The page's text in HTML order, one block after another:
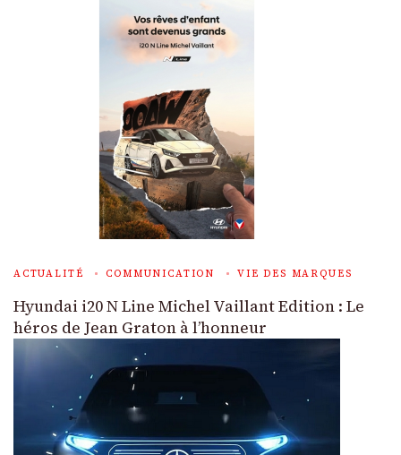
ACTUALITÉ COMMUNICATION VIE DES MARQUES
Hyundai i20 N Line Michel Vaillant Edition : Le
héros de Jean Graton à l’honneur